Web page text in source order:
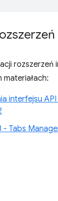
rozszerzeń
materiałach:
interfejsu
- Tabs